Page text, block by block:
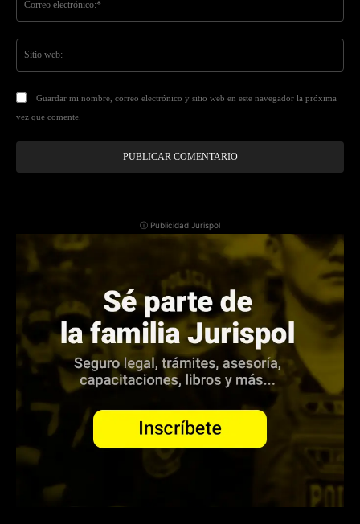
Guardar mi nombre, correo electrónico y sitio web en este navegador la próxima
vez que comente.
ⓘ Publicidad Jurispol